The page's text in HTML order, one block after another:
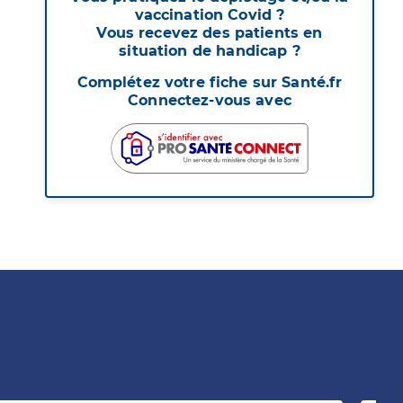
vaccination Covid ?
Vous recevez des patients en
situation de handicap ?
Complétez votre fiche sur Santé.fr
Connectez-vous avec